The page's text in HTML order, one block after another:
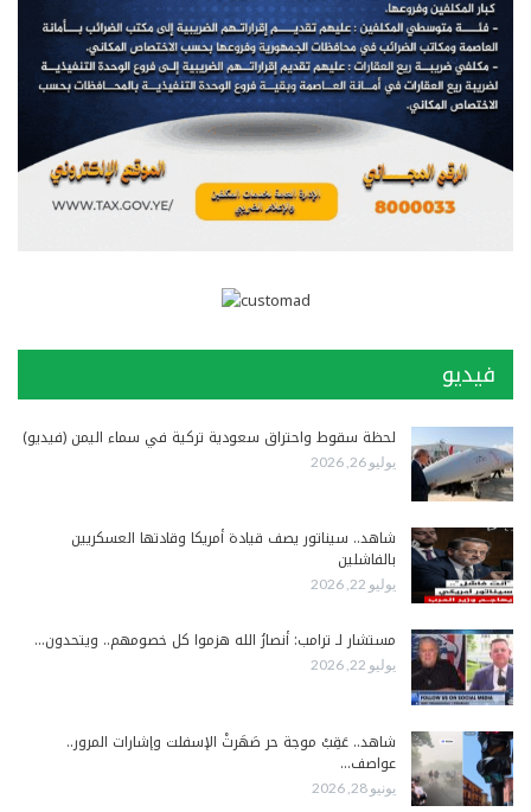
فيديو
لحظة سقوط واحتراق سعودية تركية في سماء اليمن (فيديو)
يوليو 26, 2026
شاهد.. سيناتور يصف قيادة أمريكا وقادتها العسكريين
بالفاشلين
يوليو 22, 2026
مستشار لـ ترامب: أنصارُ الله هزموا كل خصومهم.. ويتحدون…
يوليو 22, 2026
شاهد.. عَقِبْ موجة حر صَهَرتْ الإسفلت وإشارات المرور..
عواصف…
يونيو 28, 2026